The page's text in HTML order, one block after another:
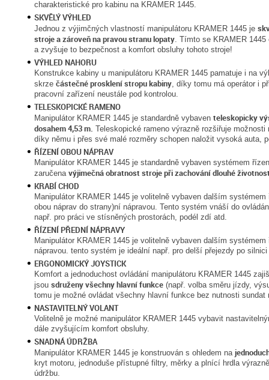
charakteristické pro kabinu na KRAMER 1445.
SKVĚLÝ VÝHLED
Jednou z výjimčných vlastností manipulátoru KRAMER 1445 je
stroje a zároveň na pravou stranu lopaty. Tímto se KRAMER
a zvyšuje to bezpečnost a komfort obsluhy tohoto stroje!
VÝHLED NAHORU
Konstrukce kabiny u manipulátoru KRAMER 1445 pamatuje i na
skrze částečné prosklení stropu kabiny, díky tomu má operátor i
pracovní zařízení neustále pod kontrolou.
TELESKOPICKÉ RAMENO
Manipulátor KRAMER 1445 je standardně vybaven teleskopicky
dosahem 4,53 m. Teleskopické rameno výrazně rozšiřuje
díky němu i přes své malé rozměry schopen naložit vysoká auta,
ŘÍZENÍ OBOU NÁPRAV
Manipulátor KRAMER 1445 je standardně vybaven systémem
zaručena výjimečná obratnost stroje při zachování dlouhé
KRABÍ CHOD
Manipulátor KRAMER 1445 je volitelně vybaven dalším
obou náprav do strany)ní nápravou. Tento systém vnáší do
např. pro práci ve stísněných prostorách, podél zdí atd.
ŘÍZENÍ PŘEDNÍ NÁPRAVY
Manipulátor KRAMER 1445 je volitelně vybaven dalším
nápravou. tento systém je ideální např. pro delší přejezdy po
ERGONOMICKÝ JOYSTICK
Komfort a jednoduchost ovládání manipulátoru KRAMER 1445
jsou sdruženy všechny hlavní funkce (např. volba směru jízdy,
tomu je možné ovládat všechny hlavní funkce bez nutnosti
NASTAVITELNÝ VOLANT
Volitelně je možné manipulátor KRAMER 1445 vybavit
dále zvyšujícím komfort obsluhy.
SNADNÁ ÚDRŽBA
Manipulátor KRAMER 1445 je konstruován s ohledem na
kryt motoru, jednoduše přístupné filtry, měrky a plnící hrdla
údržbu.